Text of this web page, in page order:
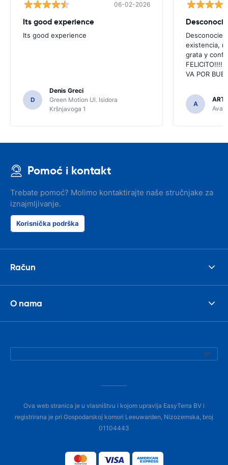
06-02-2026
Its good experience
Its good experience
D
Denis Greci
Green Motion Ul. Isidora
Kršnjavoga 1
existencia,
grata y
FELICITO!!!!,
VA POR
A
Pomoć i kontakt
Trebate pomoć? Molimo kontaktirajte naše stručnjake za
iznajmljivanje.
Korisnička podrška
Račun
O nama
Ova web stranica je u vlasništvu i kojom upravlja EasyTerra BV i
registrirana je pri Gospodarskoj komori Leeuwarden, Nizozemska, broj
01104443